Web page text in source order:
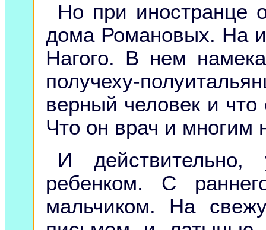
Но при иностранце
дома Романовых. На
Нагого. В нем
получеху-
верный человек и что
Что он врач и многим
И действительно,
ребенком. С
мальчиком. На